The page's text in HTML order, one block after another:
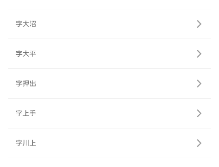
字大沼
字大平
字押出
字上手
字川上